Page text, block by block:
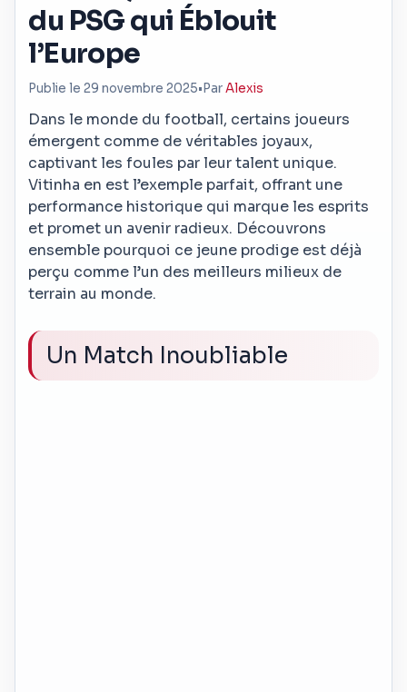
du PSG qui Éblouit
l’Europe
Publie le 29 novembre 2025• ParAlexis
Dans le monde du football, certains joueurs
émergent comme de véritables joyaux,
captivant les foules par leur talent unique.
Vitinha en est l’exemple parfait, offrant une
performance historique qui marque les esprits
et promet un avenir radieux. Découvrons
ensemble pourquoi ce jeune prodige est déjà
perçu comme l’un des meilleurs milieux de
terrain au monde.
Un Match Inoubliable